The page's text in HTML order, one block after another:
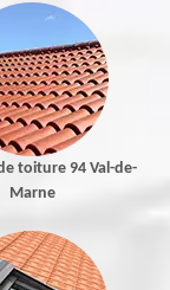
toiture 94 Val-de-
Marne